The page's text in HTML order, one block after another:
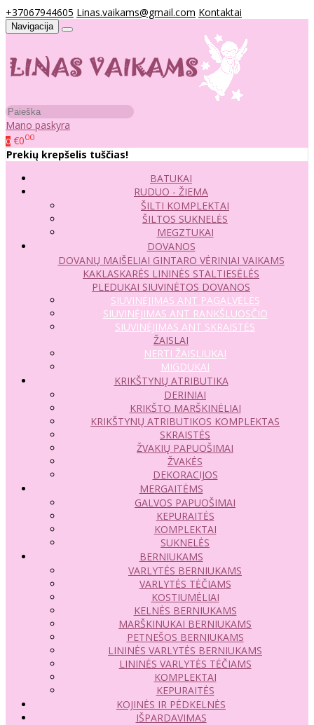
+37067944605 Linas.vaikams@gmail.com Kontaktai
Navigacija
Mano paskyra
0 €000
Prekių krepšelis tuščias!
BATUKAI
RUDUO - ŽIEMA
ŠILTI KOMPLEKTAI
ŠILTOS SUKNELĖS
MEGZTUKAI
DOVANOS
DOVANŲ MAIŠELIAI GINTARO VĖRINIAI VAIKAMS
KAKLASKARĖS LININĖS STALTIESĖLĖS
PLEDUKAI SIUVINĖTOS DOVANOS
SIUVINĖJIMAS ANT PAGALVĖLĖS
SIUVINĖJIMAS ANT RANKŠLUOSČIO
SIUVINĖJIMAS ANT SKRAISTĖS
ŽAISLAI
NERTI ŽAISLIUKAI
MIGDUKAI
KRIKŠTYNŲ ATRIBUTIKA
DERINIAI
KRIKŠTO MARŠKINĖLIAI
KRIKŠTYNŲ ATRIBUTIKOS KOMPLEKTAS
SKRAISTĖS
ŽVAKIŲ PAPUOŠIMAI
ŽVAKĖS
DEKORACIJOS
MERGAITĖMS
GALVOS PAPUOŠIMAI
KEPURAITĖS
KOMPLEKTAI
SUKNELĖS
BERNIUKAMS
VARLYTĖS BERNIUKAMS
VARLYTĖS TĖČIAMS
KOSTIUMĖLIAI
KELNĖS BERNIUKAMS
MARŠKINUKAI BERNIUKAMS
PETNEŠOS BERNIUKAMS
LININĖS VARLYTĖS BERNIUKAMS
LININĖS VARLYTĖS TĖČIAMS
KOMPLEKTAI
KEPURAITĖS
KOJINĖS IR PĖDKELNĖS
IŠPARDAVIMAS